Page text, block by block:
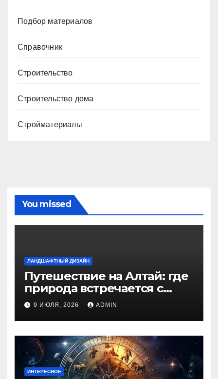
Подбор материалов
Справочник
Строительство
Строительство дома
Стройматериалы
You missed
ЛАНДШАФТНЫЙ ДИЗАЙН
Путешествие на Алтай: где
природа встречается с
духом приключений
9 ИЮЛЯ, 2026 ADMIN
ИНТЕРЕСНОЕ